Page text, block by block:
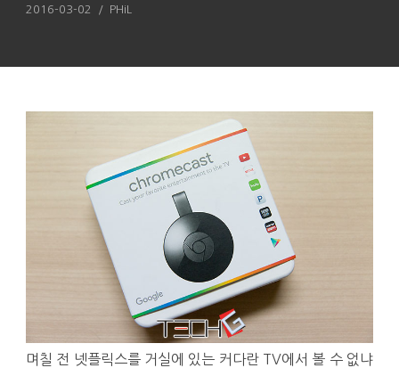
2016-03-02 / PHiL
며칠 전 넷플릭스를 거실에 있는 커다란 TV에서 볼 수 없냐